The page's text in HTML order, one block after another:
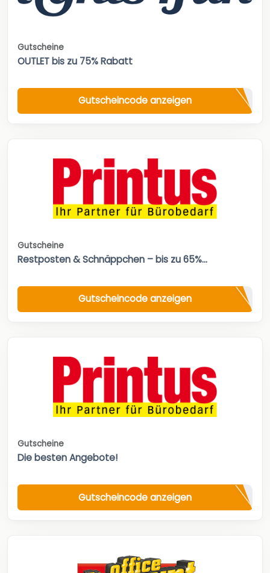
Gutscheine
OUTLET bis zu 75% Rabatt
Gutscheincode anzeigen
Gutscheine
Restposten & Schnäppchen – bis zu 65%...
Gutscheincode anzeigen
Gutscheine
Die besten Angebote!
Gutscheincode anzeigen